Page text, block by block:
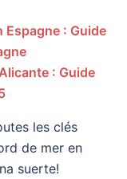
Espagne : Guide
: Guide
les clés
de mer en
suerte!